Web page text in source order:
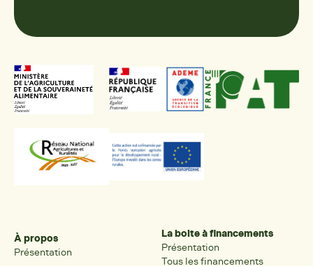
À propos
Présentation
La boite à financements
Présentation
Tous les financements